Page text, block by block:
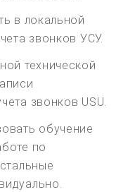
в локальной
звонков УСУ.
технической
звонков USU.
обучение
по